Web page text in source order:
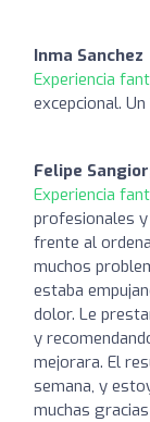
Inma Sanchez
Experiencia
excepcional. Un
Felipe
Experiencia
profesionales
frente al
muchos
estaba
dolor. Le
y
mejorara. El
semana, y
muchas